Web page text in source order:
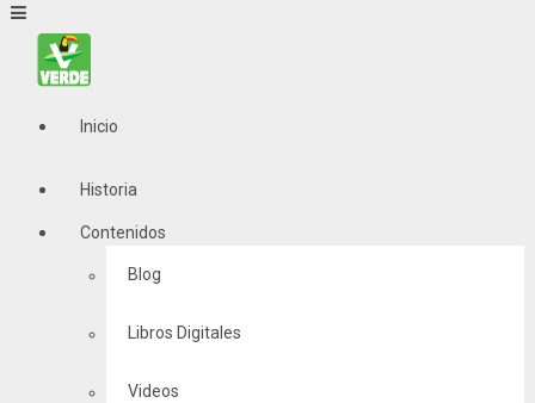
Inicio
Historia
Contenidos
Blog
Libros Digitales
Videos